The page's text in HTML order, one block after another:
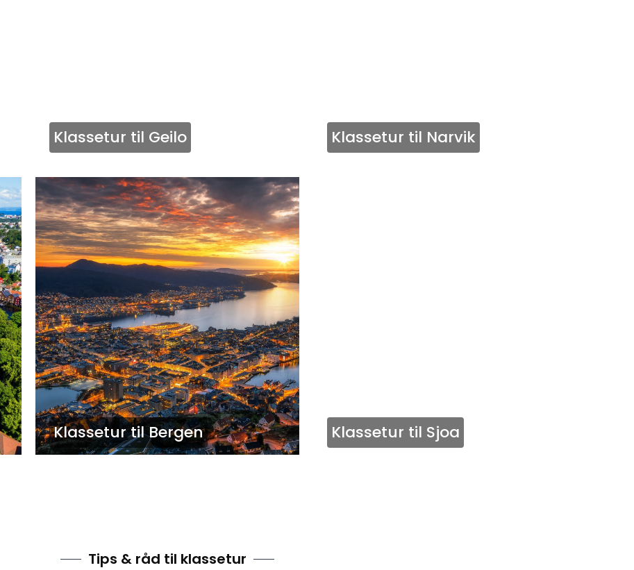
Klassetur til Geilo Klassetur til Narvik
Klassetur til Bergen Klassetur til Sjoa
Tips & råd til klassetur